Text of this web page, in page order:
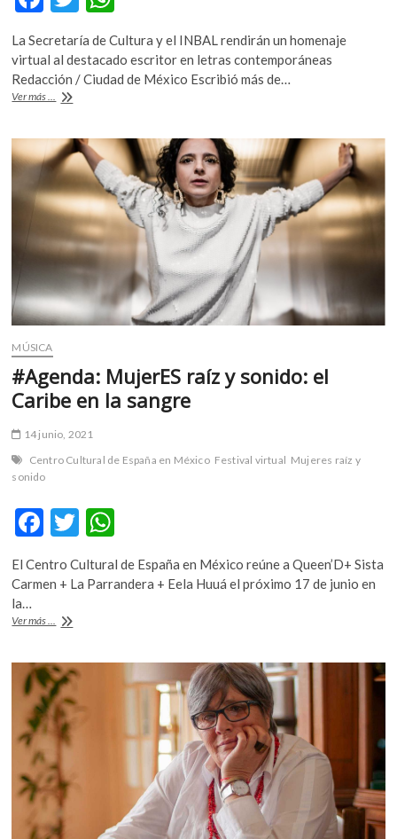
ac
e
b
o
o
k
w
itt
er
h
at
s
p
p
La Secretaría de Cultura y el INBAL rendirán un homenaje
virtual al destacado escritor en letras contemporáneas
Redacción / Ciudad de México Escribió más de…
Ver más ...
Muere
Cardona,
exponente
de
la
literatura
fantástica
en
México
MÚSICA
#Agenda: MujerES raíz y sonido: el
Caribe en la sangre
14 junio, 2021
Centro Cultural de España en México Festival virtual Mujeres raíz y
sonido
F
ac
e
o
o
k
T
w
itt
h
at
p
p
El Centro Cultural de España en México reúne a Queen’D+ Sista
Carmen + La Parrandera + Eela Huuá el próximo 17 de junio en
la…
Ver más ...
#Agenda:
y
sonido:
el
Caribe
en
la
sangre